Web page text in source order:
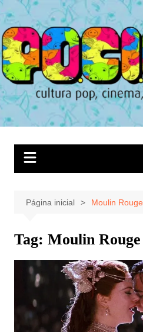
Ir
para
o
conteúdo
Página inicial Moulin Rouge
Tag: Moulin Rouge